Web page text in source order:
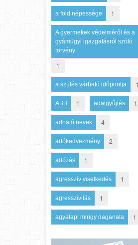
a föld népessége 1
A gyermekek védelméről és a
gyámügyi igazgatásról szóló
törvény
1
a szülés várható időpontja 1
ABB 1 adatgyűjtés 1
adható nevek 4
adókedvezmény 2
adózás 1
agresszív viselkedés 1
agresszivitás 1
agyalapi mirigy daganata 1